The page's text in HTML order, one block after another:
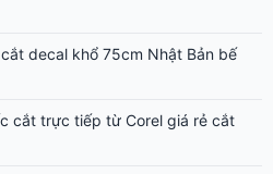
decal khổ 75cm Nhật Bản bế
cắt trực tiếp từ Corel giá rẻ cắt